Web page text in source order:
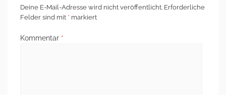
Deine E-Mail-Adresse wird nicht veröffentlicht. Erforderliche
Felder sind mit * markiert
Kommentar *